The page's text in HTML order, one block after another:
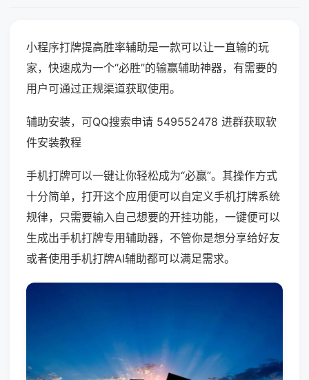
小程序打牌提高胜率辅助是一款可以让一直输的玩
家，快速成为一个“必胜”的输赢辅助神器，有需要的
用户可通过正规渠道获取使用。
辅助安装，可QQ搜索申请 549552478 进群获取软
件安装教程
手机打牌可以一键让你轻松成为“必赢”。其操作方式
十分简单，打开这个应用便可以自定义手机打牌系统
规律，只需要输入自己想要的开挂功能，一键便可以
生成出手机打牌专用辅助器，不管你是想分享给好友
或者使用手机打牌AI辅助都可以满足需求。